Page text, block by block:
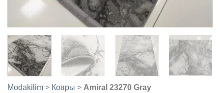
Modakilim > Ковры > Amiral 23270 Gray